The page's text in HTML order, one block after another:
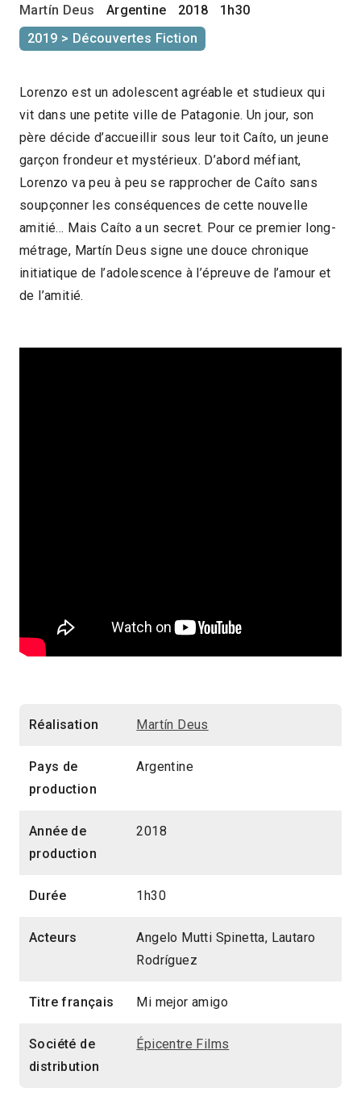
Martín Deus Argentine 2018
1h30
2019 > Découvertes Fiction
Lorenzo est un adolescent agréable et studieux qui
vit dans une petite ville de Patagonie. Un jour, son
père décide d’accueillir sous leur toit Caíto, un jeune
garçon frondeur et mystérieux. D’abord méfiant,
Lorenzo va peu à peu se rapprocher de Caíto sans
soupçonner les conséquences de cette nouvelle
amitié… Mais Caíto a un secret. Pour ce premier long-
métrage, Martín Deus signe une douce chronique
initiatique de l’adolescence à l’épreuve de l’amour et
de l’amitié.
Réalisation Martín Deus
Pays de
production
Argentine
Année de
production
2018
Durée 1h30
Acteurs
Angelo Mutti Spinetta, Lautaro
Rodríguez
Titre français Mi mejor amigo
Société de
distribution
Épicentre Films